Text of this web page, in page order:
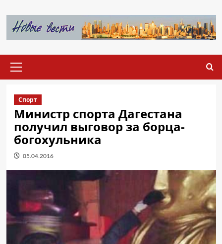
содержимому
меню
Спорт
Министр спорта Дагестана
получил выговор за борца-
богохульника
05.04.2016